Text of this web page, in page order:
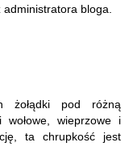
bloga.
żołądki pod różną
wołowe, wieprzowe i
ta chrupkość jest